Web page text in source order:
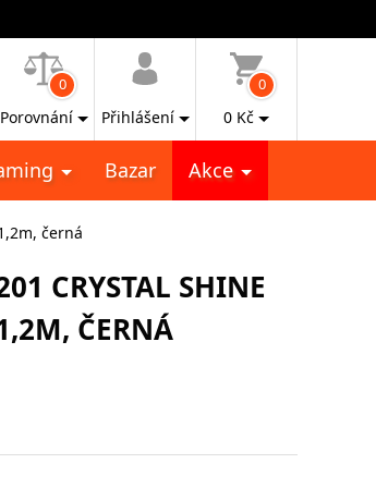
0
Porovnání Přihlášení
0
0 Kč
Bazar Akce
černá
CRYSTAL SHINE
ČERNÁ